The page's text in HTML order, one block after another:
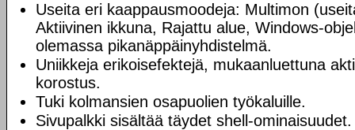
Useita eri kaappausmoodeja: Multimon
Aktiivinen ikkuna, Rajattu alue, Windows-
olemassa pikanäppäinyhdistelmä.
Uniikkeja erikoisefektejä, mukaanluettuna
korostus.
Tuki kolmansien osapuolien työkaluille.
Sivupalkki sisältää täydet shell-ominaisuudet.